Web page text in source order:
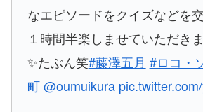
なエピソードをクイズなどを
１時間半楽しませていただき
✨たぶん笑#藤澤五月 #ロコ・
町 @oumuikura